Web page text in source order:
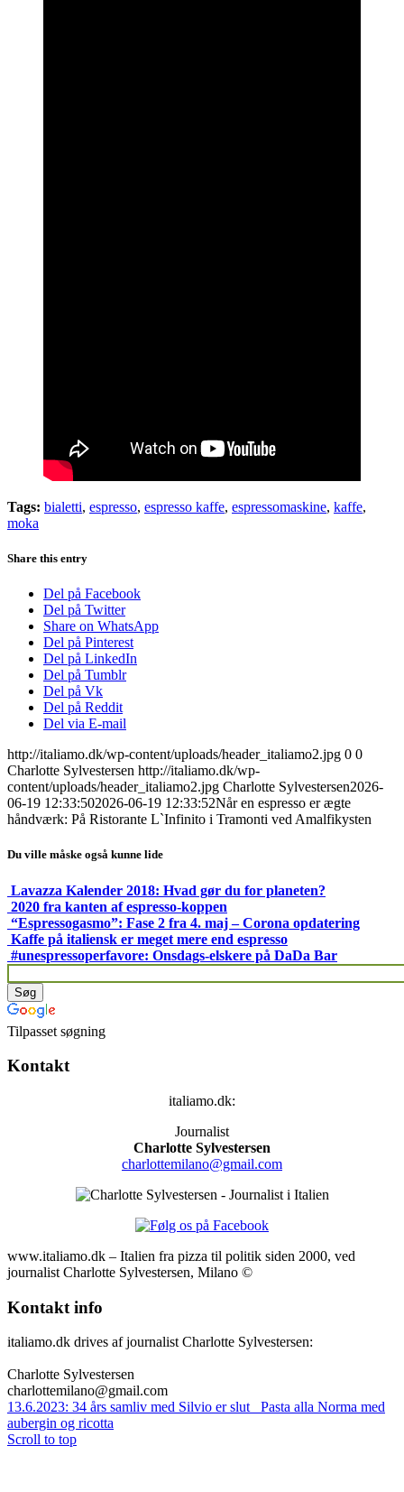
Tags: bialetti, espresso, espresso kaffe, espressomaskine, kaffe,
moka
Share this entry
Del på Facebook
Del på Twitter
Share on WhatsApp
Del på Pinterest
Del på LinkedIn
Del på Tumblr
Del på Vk
Del på Reddit
Del via E-mail
http://italiamo.dk/wp-content/uploads/header_italiamo2.jpg 0 0
Charlotte Sylvestersen http://italiamo.dk/wp-
content/uploads/header_italiamo2.jpg Charlotte Sylvestersen2026-
06-19 12:33:502026-06-19 12:33:52Når en espresso er ægte
håndværk: På Ristorante L`Infinito i Tramonti ved Amalfikysten
Du ville måske også kunne lide
Lavazza Kalender 2018: Hvad gør du for planeten?
2020 fra kanten af espresso-koppen
“Espressogasmo”: Fase 2 fra 4. maj – Corona opdatering
Kaffe på italiensk er meget mere end espresso
#unespressoperfavore: Onsdags-elskere på DaDa Bar
Tilpasset søgning
Kontakt
italiamo.dk:
Journalist
Charlotte Sylvestersen
charlottemilano@gmail.com
www.italiamo.dk – Italien fra pizza til politik siden 2000, ved
journalist Charlotte Sylvestersen, Milano ©
Kontakt info
italiamo.dk drives af journalist Charlotte Sylvestersen:
Charlotte Sylvestersen
charlottemilano@gmail.com
13.6.2023: 34 års samliv med Silvio er slut
Pasta alla Norma med
aubergin og ricotta
Scroll to top